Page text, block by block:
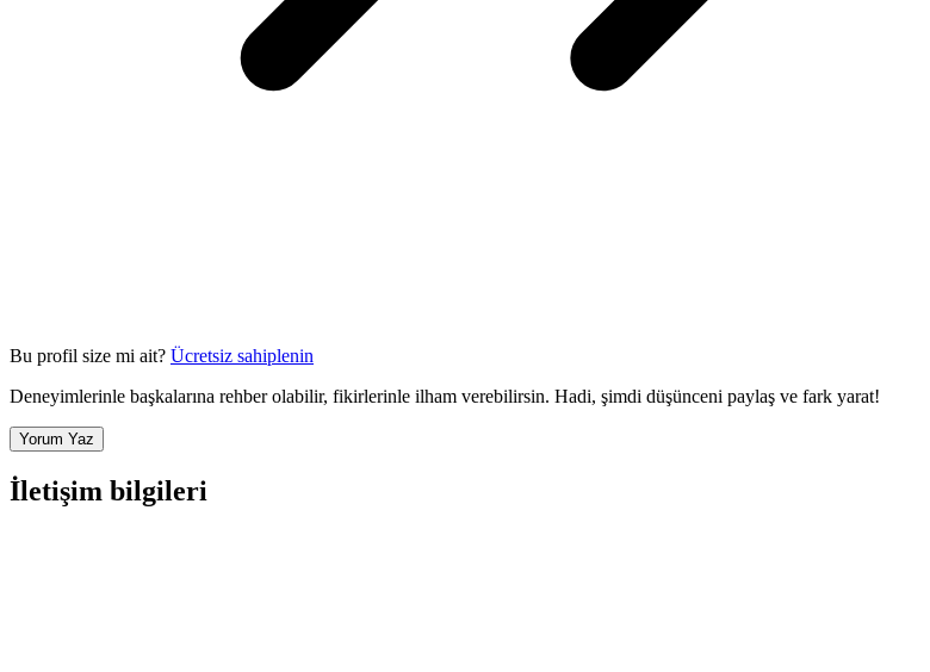
Bu profil size mi ait? Ücretsiz sahiplenin
Deneyimlerinle başkalarına rehber olabilir, fikirlerinle ilham verebilirsin. Hadi, şimdi düşünceni paylaş ve fark yarat!
Yorum Yaz
İletişim bilgileri